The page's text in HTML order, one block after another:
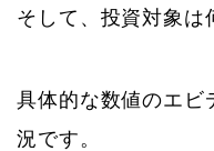
そして、投資対象は
具体的な数値のエビ
況です。